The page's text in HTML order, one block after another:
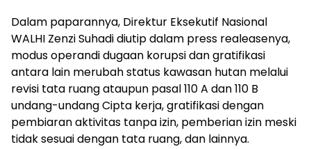
Dalam paparannya, Direktur Eksekutif Nasional
WALHI Zenzi Suhadi diutip dalam press realeasenya,
modus operandi dugaan korupsi dan gratifikasi
antara lain merubah status kawasan hutan melalui
revisi tata ruang ataupun pasal 110 A dan 110 B
undang-undang Cipta kerja, gratifikasi dengan
pembiaran aktivitas tanpa izin, pemberian izin meski
tidak sesuai dengan tata ruang, dan lainnya.